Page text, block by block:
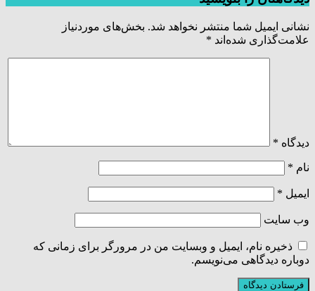
نشانی ایمیل شما منتشر نخواهد شد. بخش‌های موردنیاز
علامت‌گذاری شده‌اند *
دیدگاه *
نام *
ایمیل *
وب‌ سایت
ذخیره نام، ایمیل و وبسایت من در مرورگر برای زمانی که
دوباره دیدگاهی می‌نویسم.